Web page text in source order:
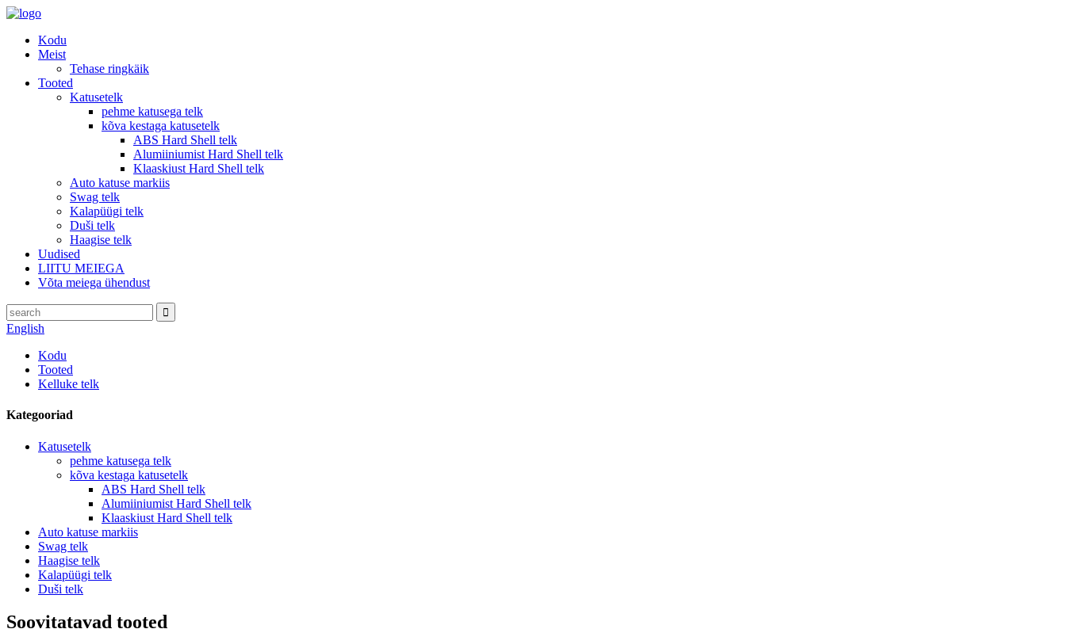
Kodu
Meist
Tehase ringkäik
Tooted
Katusetelk
pehme katusega telk
kõva kestaga katusetelk
ABS Hard Shell telk
Alumiiniumist Hard Shell telk
Klaaskiust Hard Shell telk
Auto katuse markiis
Swag telk
Kalapüügi telk
Duši telk
Haagise telk
Uudised
LIITU MEIEGA
Võta meiega ühendust
English
Kodu
Tooted
Kelluke telk
Kategooriad
Katusetelk
pehme katusega telk
kõva kestaga katusetelk
ABS Hard Shell telk
Alumiiniumist Hard Shell telk
Klaaskiust Hard Shell telk
Auto katuse markiis
Swag telk
Haagise telk
Kalapüügi telk
Duši telk
Soovitatavad tooted